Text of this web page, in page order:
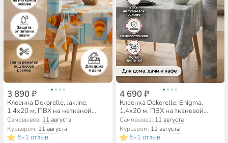
3 890 ₽
Клеенка Dekorelle, Jakline,
1.4х20 м, ПВХ на нетканой
основе, 372
Самовывоз: 11 августа
Курьером: 11 августа
5•1 отзыв
4 690 ₽
Клеенка Dekorelle, Enigma,
1.4х20 м, ПВХ на тканевой
основе, EN040
Самовывоз: 11 августа
Курьером: 11 августа
5•1 отзыв